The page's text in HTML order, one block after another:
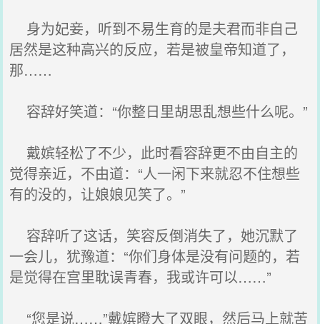
身为妃妾，听到不易生育的是夫君而非自己
居然是这种高兴的反应，若是被皇帝知道了，
那……
容辞好笑道：“你整日里胡思乱想些什么呢。”
戴嫔轻松了不少，此时看容辞更不由自主的
觉得亲近，不由道：“人一闲下来就忍不住想些
有的没的，让娘娘见笑了。”
容辞听了这话，笑容反倒消失了，她沉默了
一会儿，犹豫道：“你们身体是没有问题的，若
是觉得在宫里耽误青春，我或许可以……”
“您是说……”戴嫔瞪大了双眼，然后马上就苦